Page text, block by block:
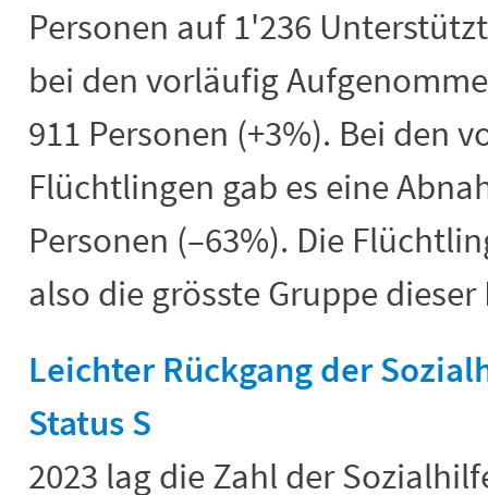
Personen auf 1'236
bei den vorläufig
911 Personen (+3%). Bei den
Flüchtlingen gab es eine
Personen (–63%). Die
also die grösste Gruppe
Leichter Rückgang der
Status S
2023 lag die Zahl der